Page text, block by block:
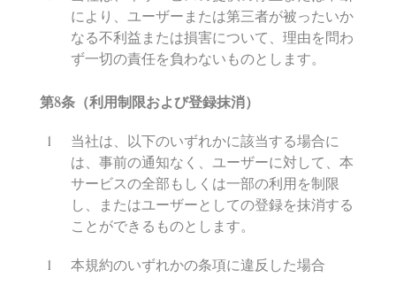
により、ユーザーまたは第三者が被ったいか
なる不利益または損害について、理由を問わ
ず一切の責任を負わないものとします。
第8条（利用制限および登録抹消）
当社は、以下のいずれかに該当する場合に
は、事前の通知なく、ユーザーに対して、本
サービスの全部もしくは一部の利用を制限
し、またはユーザーとしての登録を抹消する
ことができるものとします。
本規約のいずれかの条項に違反した場合